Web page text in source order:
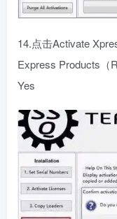
14.点击Activate
Express Products（
Yes